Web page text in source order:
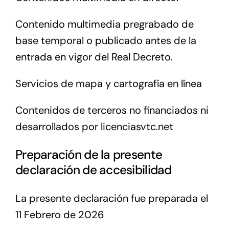
Contenido multimedia pregrabado de
base temporal o publicado antes de la
entrada en vigor del Real Decreto.
Servicios de mapa y cartografía en línea
Contenidos de terceros no financiados ni
desarrollados por licenciasvtc.net
Preparación de la presente
declaración de accesibilidad
La presente declaración fue preparada el
11 Febrero de 2026